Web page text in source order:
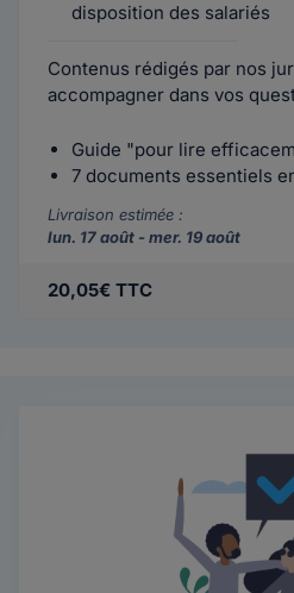
disposition des salariés
Contenus rédigés par nos
accompagner dans vos
Guide "pour lire
7 documents essentiels
Livraison estimée :
lun. 17 août - mer. 19 août
20,05€ TTC